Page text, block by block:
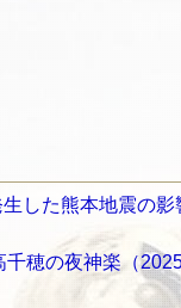
生した熊本地震の
穂の夜神楽（